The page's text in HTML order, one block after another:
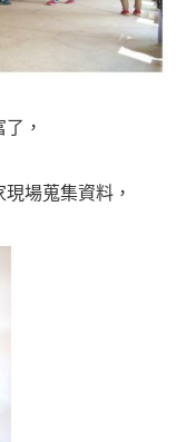
，
場蒐集資料，